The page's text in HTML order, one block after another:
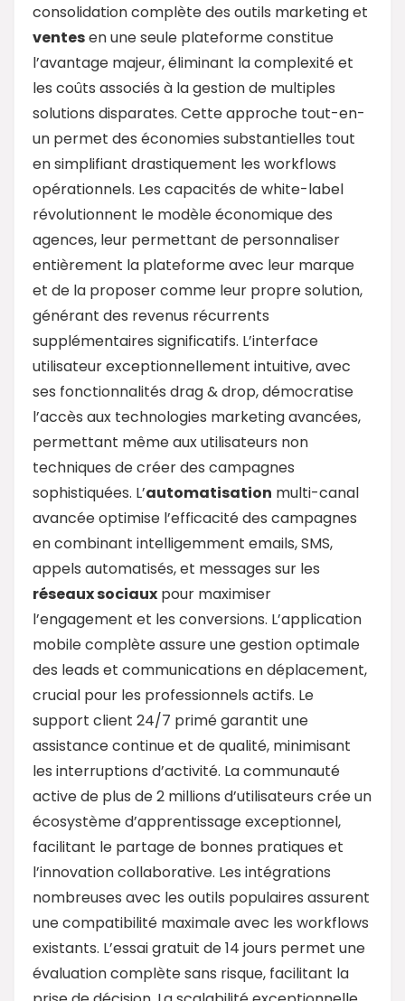
consolidation complète des outils marketing et
ventesen une seule plateforme constitue
l’avantage majeur, éliminant la complexité et
les coûts associés à la gestion de multiples
solutions disparates. Cette approche tout-en-
un permet des économies substantielles tout
en simplifiant drastiquement les workflows
opérationnels. Les capacités de white-label
révolutionnent le modèle économique des
agences, leur permettant de personnaliser
entièrement la plateforme avec leur marque
et de la proposer comme leur propre solution,
générant des revenus récurrents
supplémentaires significatifs. L’interface
utilisateur exceptionnellement intuitive, avec
ses fonctionnalités drag & drop, démocratise
l’accès aux technologies marketing avancées,
permettant même aux utilisateurs non
techniques de créer des campagnes
sophistiquées. L’automatisation multi-canal
avancée optimise l’efficacité des campagnes
en combinant intelligemment emails, SMS,
appels automatisés, et messages sur les
réseaux sociaux pour maximiser
l’engagement et les conversions. L’application
mobile complète assure une gestion optimale
des leads et communications en déplacement,
crucial pour les professionnels actifs. Le
support client 24/7 primé garantit une
assistance continue et de qualité, minimisant
les interruptions d’activité. La communauté
active de plus de 2 millions d’utilisateurs crée un
écosystème d’apprentissage exceptionnel,
facilitant le partage de bonnes pratiques et
l’innovation collaborative. Les intégrations
nombreuses avec les outils populaires assurent
une compatibilité maximale avec les workflows
existants. L’essai gratuit de 14 jours permet une
évaluation complète sans risque, facilitant la